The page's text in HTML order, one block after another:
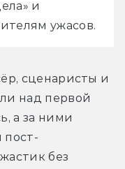
и
ужасов.
сценаристы и
над первой
а за ними
пост-
без